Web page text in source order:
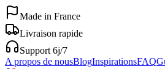
Made in France
Livraison rapide
Support 6j/7
A propos de nousBlogInspirationsFAQ